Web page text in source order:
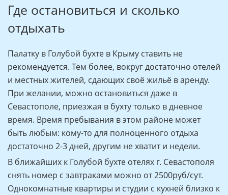
Где остановиться и сколько
отдыхать
Палатку в Голубой бухте в Крыму ставить не
рекомендуется. Тем более, вокруг достаточно отелей
и местных жителей, сдающих своё жильё в аренду.
При желании, можно остановиться даже в
Севастополе, приезжая в бухту только в дневное
время. Время пребывания в этом районе может
быть любым: кому-то для полноценного отдыха
достаточно 2-3 дней, другим не хватит и недели.
В ближайших к Голубой бухте отелях г. Севастополя
снять номер с завтраками можно от 2500руб/сут.
Однокомнатные квартиры и студии с кухней близко к